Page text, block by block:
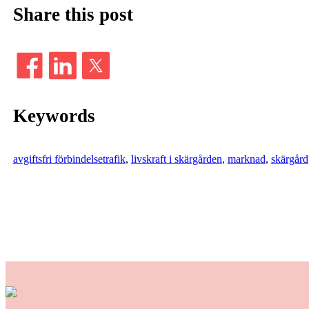
Share this post
Keywords
avgiftsfri förbindelsetrafik, livskraft i skärgården, marknad, skärgård